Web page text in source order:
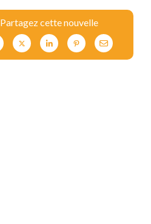
Partagez cette nouvelle